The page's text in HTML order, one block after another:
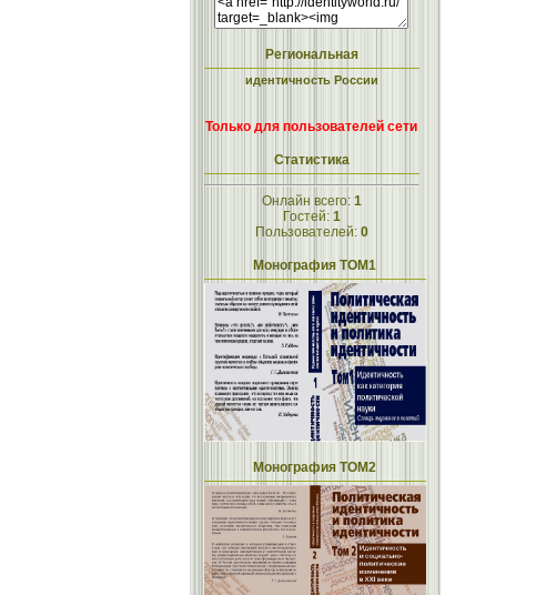
Региональная
идентичность России
Только для пользователей сети
Статистика
Онлайн всего: 1
Гостей: 1
Пользователей: 0
Монография ТОМ1
Монография ТОМ2